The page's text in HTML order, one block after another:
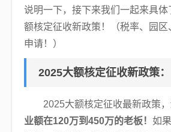
说明一下，接下来我们一起来具体
额核定征收新政策！（税率、园区
申请！）
2025大额核定征收新政策：
2025大额核定征收最新政策，
业额在120万到450万的老板！如